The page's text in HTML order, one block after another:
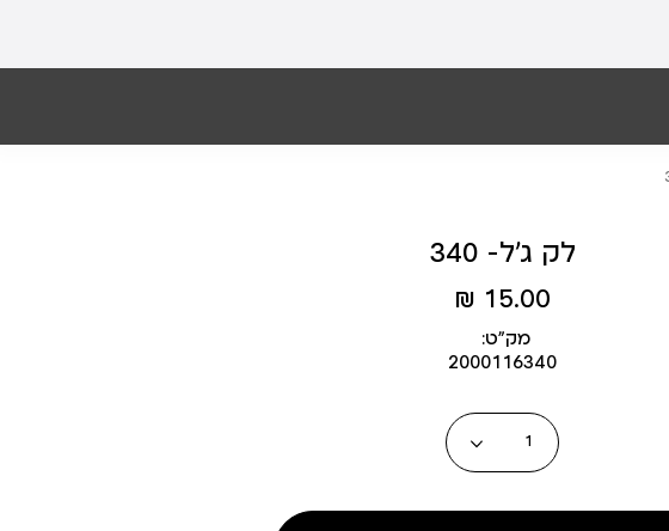
לק ג’ל- 340
מחיר
מוצר
15.00 ₪
מק״ט:
2000116340
כמות